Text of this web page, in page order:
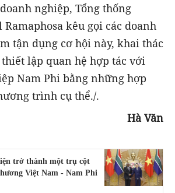
nghiệp, Tổng thống
kêu gọi các doanh
tận dụng cơ hội này, khai thác
lập quan hệ hợp tác với
Nam Phi bằng những hợp
trình cụ thể./.
Hà Văn
trở thành một trụ cột
Việt Nam - Nam Phi